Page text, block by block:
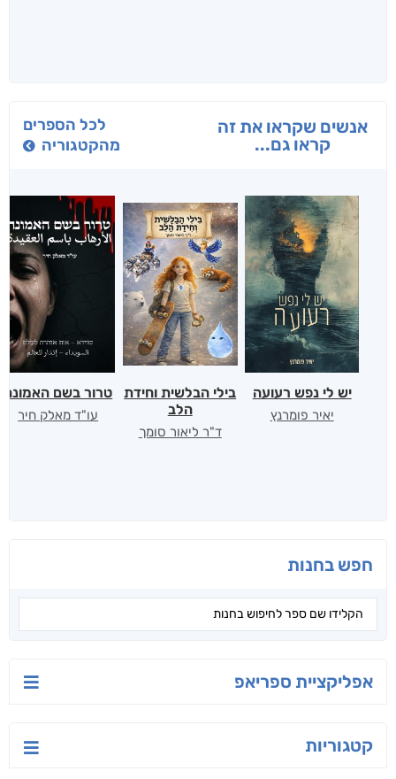
חפש בחנות
אפליקציית ספריאפ
קטגוריות
אנשים שקראו את זה
קראו גם...
לכל הספרים
מהקטגוריה
יש לי נפש רעועה
יאיר פומרנץ
בילי הבלשית וחידת
הלב
ד"ר ליאור סומך
טרור בשם האמונה
עו"ד מאלק חיר